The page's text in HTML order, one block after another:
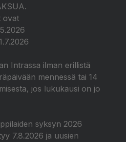
ovat
Intrassa ilman erillistä
mennessä tai 14
jos lukukausi on jo
syksyn 2026
7.8.2026 ja uusien